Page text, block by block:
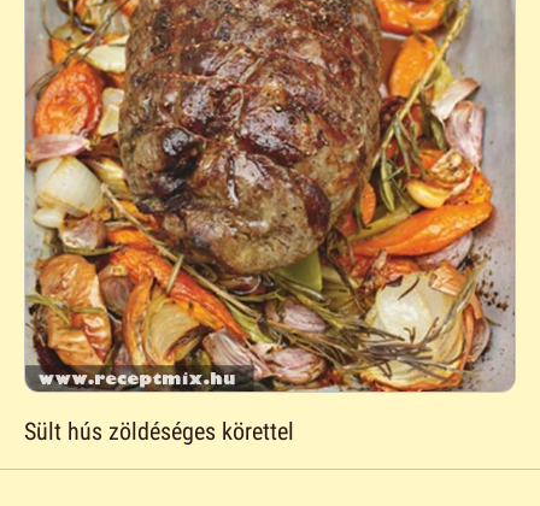
Sült hús zöldéséges körettel